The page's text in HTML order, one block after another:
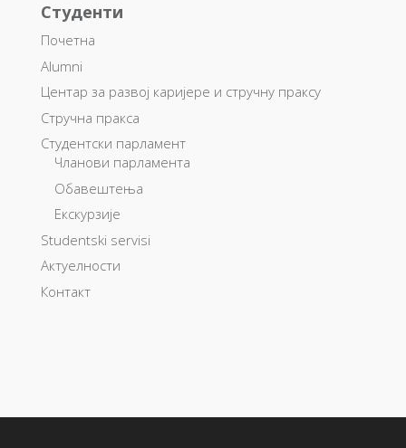
Студенти
Почетна
Alumni
Центар за развој каријере и стручну праксу
Стручна пракса
Студентски парламент
Чланови парламента
Обавештења
Екскурзије
Studentski servisi
Актуелности
Контакт